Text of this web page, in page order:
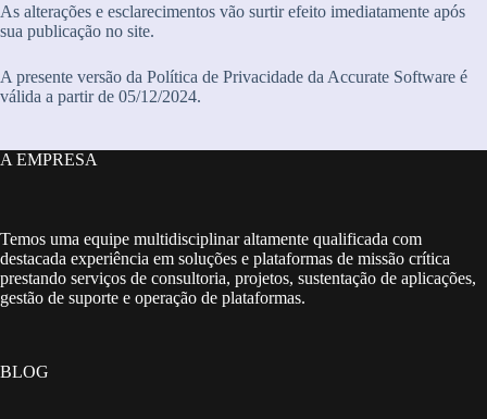
As alterações e esclarecimentos vão surtir efeito imediatamente após
sua publicação no site.
A presente versão da Política de Privacidade da Accurate Software é
válida a partir de 05/12/2024.
A EMPRESA
Temos uma equipe multidisciplinar altamente qualificada com
destacada experiência em soluções e plataformas de missão crítica
prestando serviços de consultoria, projetos, sustentação de aplicações,
gestão de suporte e operação de plataformas.
BLOG